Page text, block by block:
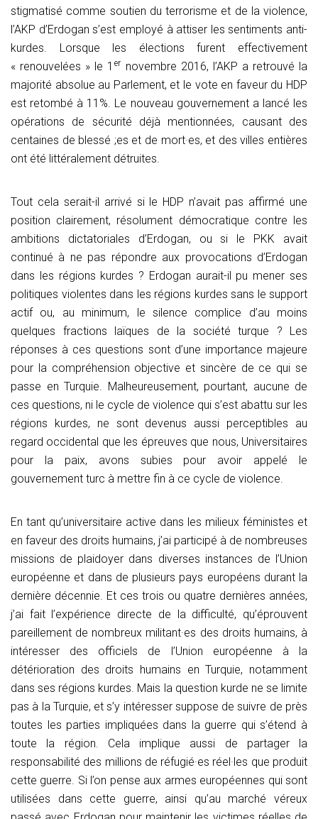
stigmatisé comme soutien du terrorisme et de la violence,
l’AKP d’Erdogan s’est employé à attiser les sentiments anti-
kurdes. Lorsque les élections furent effectivement
« renouvelées » le 1 er novembre 2016, l’AKP a retrouvé la
majorité absolue au Parlement, et le vote en faveur du HDP
est retombé à 11%. Le nouveau gouvernement a lancé les
opérations de sécurité déjà mentionnées, causant des
centaines de blessé ;es et de mort·es, et des villes entières
ont été littéralement détruites.
Tout cela serait-il arrivé si le HDP n’avait pas affirmé une
position clairement, résolument démocratique contre les
ambitions dictatoriales d’Erdogan, ou si le PKK avait
continué à ne pas répondre aux provocations d’Erdogan
dans les régions kurdes ? Erdogan aurait-il pu mener ses
politiques violentes dans les régions kurdes sans le support
actif ou, au minimum, le silence complice d’au moins
quelques fractions laïques de la société turque ? Les
réponses à ces questions sont d’une importance majeure
pour la compréhension objective et sincère de ce qui se
passe en Turquie. Malheureusement, pourtant, aucune de
ces questions, ni le cycle de violence qui s’est abattu sur les
régions kurdes, ne sont devenus aussi perceptibles au
regard occidental que les épreuves que nous, Universitaires
pour la paix, avons subies pour avoir appelé le
gouvernement turc à mettre fin à ce cycle de violence.
En tant qu’universitaire active dans les milieux féministes et
en faveur des droits humains, j’ai participé à de nombreuses
missions de plaidoyer dans diverses instances de l’Union
européenne et dans de plusieurs pays européens durant la
dernière décennie. Et ces trois ou quatre dernières années,
j’ai fait l’expérience directe de la difficulté, qu’éprouvent
pareillement de nombreux militant·es des droits humains, à
intéresser des officiels de l’Union européenne à la
détérioration des droits humains en Turquie, notamment
dans ses régions kurdes. Mais la question kurde ne se limite
pas à la Turquie, et s’y intéresser suppose de suivre de près
toutes les parties impliquées dans la guerre qui s’étend à
toute la région. Cela implique aussi de partager la
responsabilité des millions de réfugié·es réel·les que produit
cette guerre. Si l’on pense aux armes européennes qui sont
utilisées dans cette guerre, ainsi qu’au marché véreux